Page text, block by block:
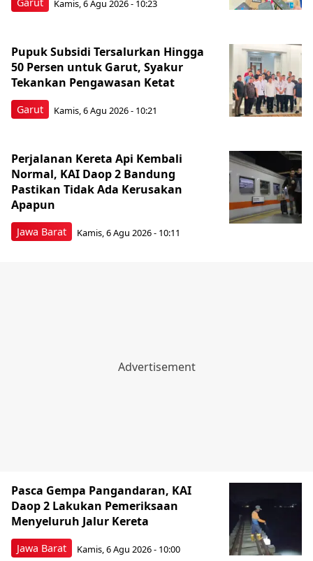
Garut Kamis, 6 Agu 2026 - 10:23
Garut
Pupuk Subsidi Tersalurkan Hingga
50 Persen untuk Garut, Syakur
Tekankan Pengawasan Ketat
Kamis, 6 Agu 2026 - 10:21
Jawa Barat
Perjalanan Kereta Api Kembali
Normal, KAI Daop 2 Bandung
Pastikan Tidak Ada Kerusakan
Apapun
Kamis, 6 Agu 2026 - 10:11
Jawa Barat
Pasca Gempa Pangandaran, KAI
Daop 2 Lakukan Pemeriksaan
Menyeluruh Jalur Kereta
Kamis, 6 Agu 2026 - 10:00